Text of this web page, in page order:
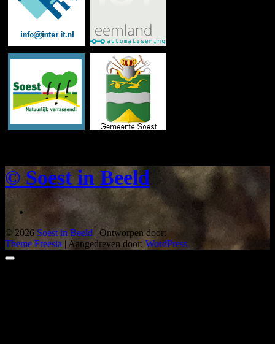
© Soest in Beeld
© 2026 Soest in Beeld | Ontworpen door:
Theme Freesia | Aangedreven door: WordPress